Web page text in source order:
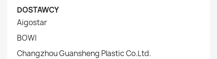
DOSTAWCY
Aigostar
BOWI
Changzhou Guansheng Plastic Co.Ltd.